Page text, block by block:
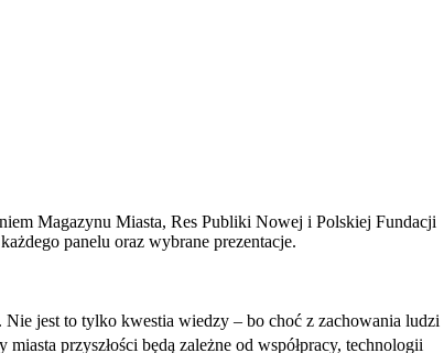
Magazynu Miasta, Res Publiki Nowej i Polskiej Fundacji
panelu oraz wybrane prezentacje.
jest to tylko kwestia wiedzy – bo choć z zachowania ludzi
przyszłości będą zależne od współpracy, technologii